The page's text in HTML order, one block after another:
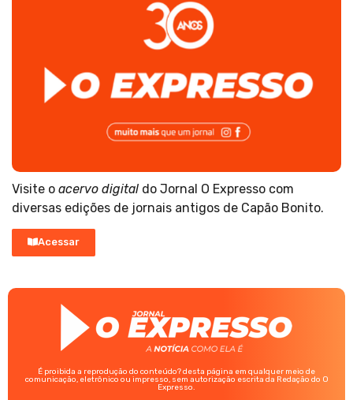
Visite o acervo digital do Jornal O Expresso com
diversas edições de jornais antigos de Capão Bonito.
Acessar
É proibida a reprodução do conteúdo? desta página em qualquer meio de
comunicação, eletrônico ou impresso, sem autorização escrita da Redação do O
Expresso.